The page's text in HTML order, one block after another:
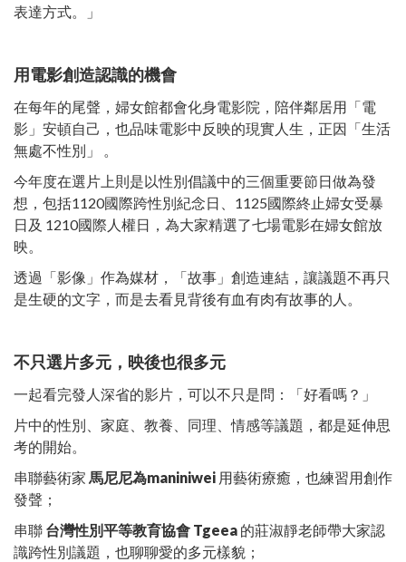
表達方式。」​
用電影創造認識的機會​
在每年的尾聲，婦女館都會化身電影院，陪伴鄰居用「電
影」安頓自己，也品味電影中反映的現實人生，正因「生活
無處不性別」 。​
今年度在選片上則是以性別倡議中的三個重要節日做為發
想，包括1120國際跨性別紀念日、1125國際終止婦女受暴
日及 1210國際人權日，為大家精選了七場電影在婦女館放
映。​
透過「影像」作為媒材，「故事」創造連結，讓議題不再只
是生硬的文字，而是去看見背後有血有肉有故事的人。 ​
不只選片多元，映後也很多元​
一起看完發人深省的影片，可以不只是問：「好看嗎？」​
片中的性別、家庭、教養、同理、情感等議題，都是延伸思
考的開始。​
串聯藝術家 馬尼尼為maniniwei 用藝術療癒，也練習用創作
發聲；​
串聯 台灣性別平等教育協會 Tgeea 的莊淑靜老師帶大家認
識跨性別議題，也聊聊愛的多元樣貌；​